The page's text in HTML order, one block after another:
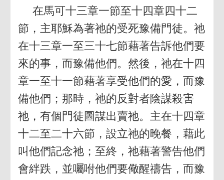
在馬可十三章一節至十四章四十二
節，主耶穌為著祂的受死豫備門徒。祂
在十三章一至三十七節藉著告訴他們要
來的事，而豫備他們。然後，祂在十四
章一至十一節藉著享受他們的愛，而豫
備他們；那時，祂的反對者陰謀殺害
祂，有個門徒圖謀出賣祂。主在十四章
十二至二十六節，設立祂的晚餐，藉此
叫他們記念祂；至終，祂藉著警告他們
會絆跌，並囑咐他們要儆醒禱告，而豫